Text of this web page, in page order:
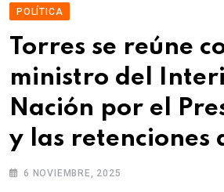
POLÍTICA
Torres se reúne
ministro del
Nación por el
y las retenciones
6 NOVIEMBRE, 2025